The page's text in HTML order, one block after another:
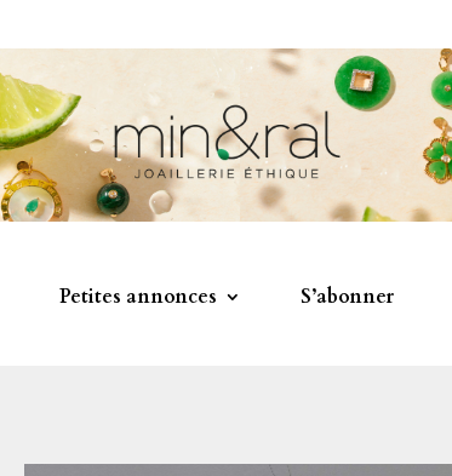
Petites annonces S’abonner